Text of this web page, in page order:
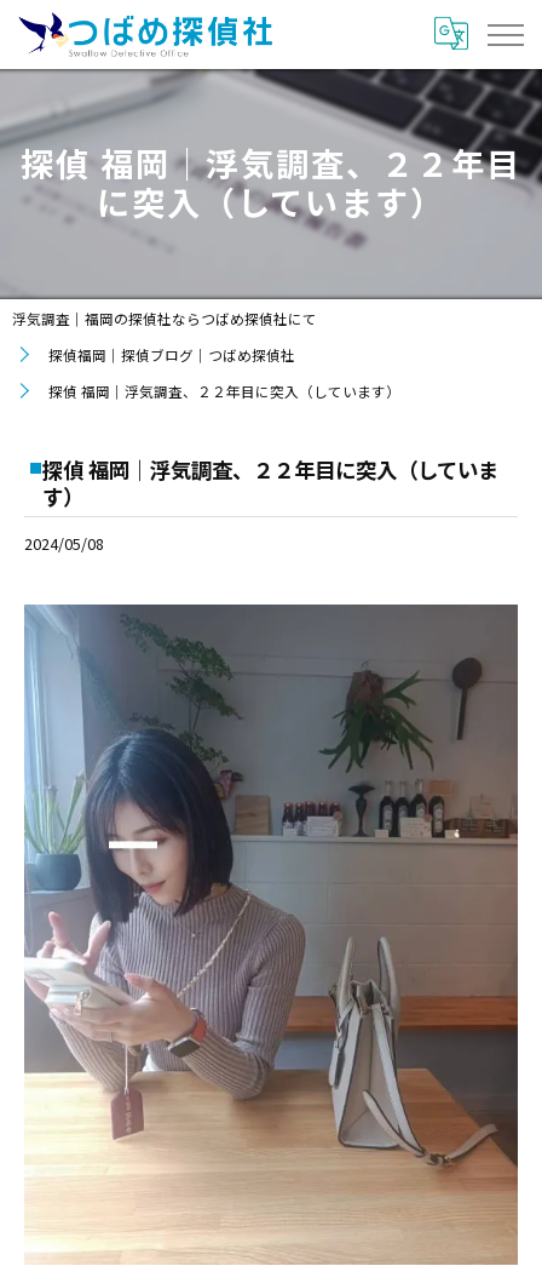
探偵 福岡｜浮気調査、２２年目
に突入（しています）
浮気調査｜福岡の探偵社ならつばめ探偵社にて
探偵福岡｜探偵ブログ｜つばめ探偵社
探偵 福岡｜浮気調査、２２年目に突入（しています）
探偵 福岡｜浮気調査、２２年目に突入（していま
す）
2024/05/08